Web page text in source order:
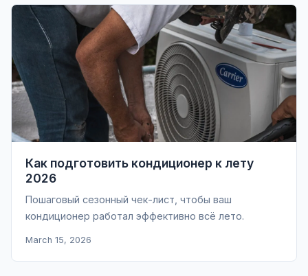
Как подготовить кондиционер к лету
2026
Пошаговый сезонный чек-лист, чтобы ваш
кондиционер работал эффективно всё лето.
March 15, 2026